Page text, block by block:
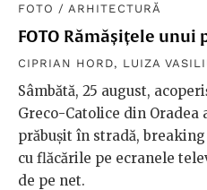
FOTO / ARHITECTURĂ
FOTO Rămășițele unui
CIPRIAN HORD, LUIZA
Sâmbătă, 25 august,
Greco-Catolice din Oradea
prăbușit în stradă,
cu flăcările pe ecranele
de pe net.